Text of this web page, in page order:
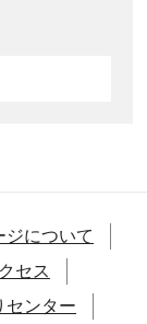
ジについて
セス
センター